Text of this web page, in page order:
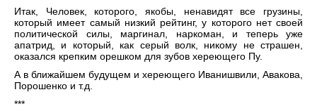
Итак, Человек, которого, якобы, ненавидят все грузины,
который имеет самый низкий рейтинг, у которого нет своей
политической силы, маргинал, наркоман, и теперь уже
апатрид, и который, как серый волк, никому не страшен,
оказался крепким орешком для зубов хереющего Пу.
А в ближайшем будущем и хереющего Иванишвили, Авакова,
Порошенко и т.д.
***